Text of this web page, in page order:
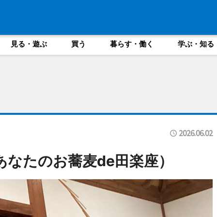
見る・遊ぶ 買う 暮らす・働く 学ぶ・知る
2026.06.02
たのお蕎麦de田楽座）